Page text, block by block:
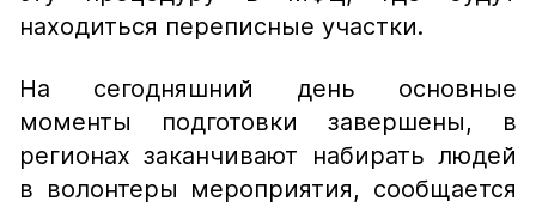
находиться переписные участки.
На сегодняшний день основные
моменты подготовки завершены, в
регионах заканчивают набирать людей
в волонтеры мероприятия, сообщается